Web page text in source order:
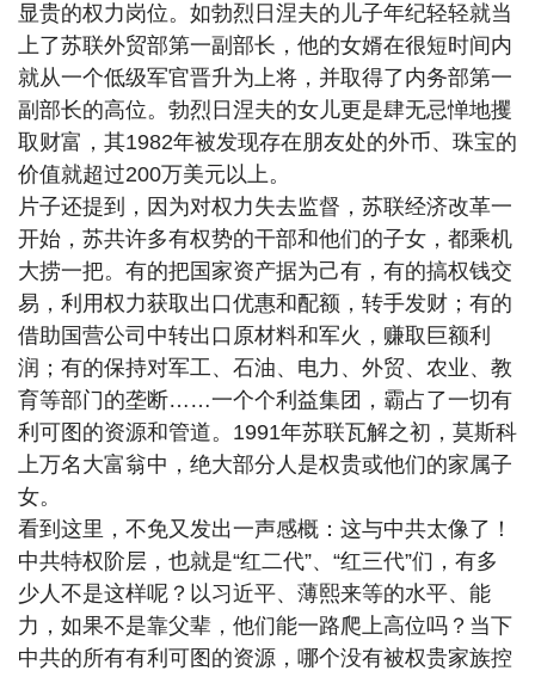
显贵的权力岗位。如勃烈日涅夫的儿子年纪轻轻就当
上了苏联外贸部第一副部长，他的女婿在很短时间内
就从一个低级军官晋升为上将，并取得了内务部第一
副部长的高位。勃烈日涅夫的女儿更是肆无忌惮地攫
取财富，其1982年被发现存在朋友处的外币、珠宝的
价值就超过200万美元以上。
片子还提到，因为对权力失去监督，苏联经济改革一
开始，苏共许多有权势的干部和他们的子女，都乘机
大捞一把。有的把国家资产据为己有，有的搞权钱交
易，利用权力获取出口优惠和配额，转手发财；有的
借助国营公司中转出口原材料和军火，赚取巨额利
润；有的保持对军工、石油、电力、外贸、农业、教
育等部门的垄断……一个个利益集团，霸占了一切有
利可图的资源和管道。1991年苏联瓦解之初，莫斯科
上万名大富翁中，绝大部分人是权贵或他们的家属子
女。
看到这里，不免又发出一声感概：这与中共太像了！
中共特权阶层，也就是“红二代”、“红三代”们，有多
少人不是这样呢？以习近平、薄熙来等的水平、能
力，如果不是靠父辈，他们能一路爬上高位吗？当下
中共的所有有利可图的资源，哪个没有被权贵家族控